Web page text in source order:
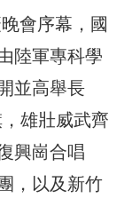
會序幕，國
陸軍專科學
並高舉長
雄壯威武齊
興崗合唱
，以及新竹